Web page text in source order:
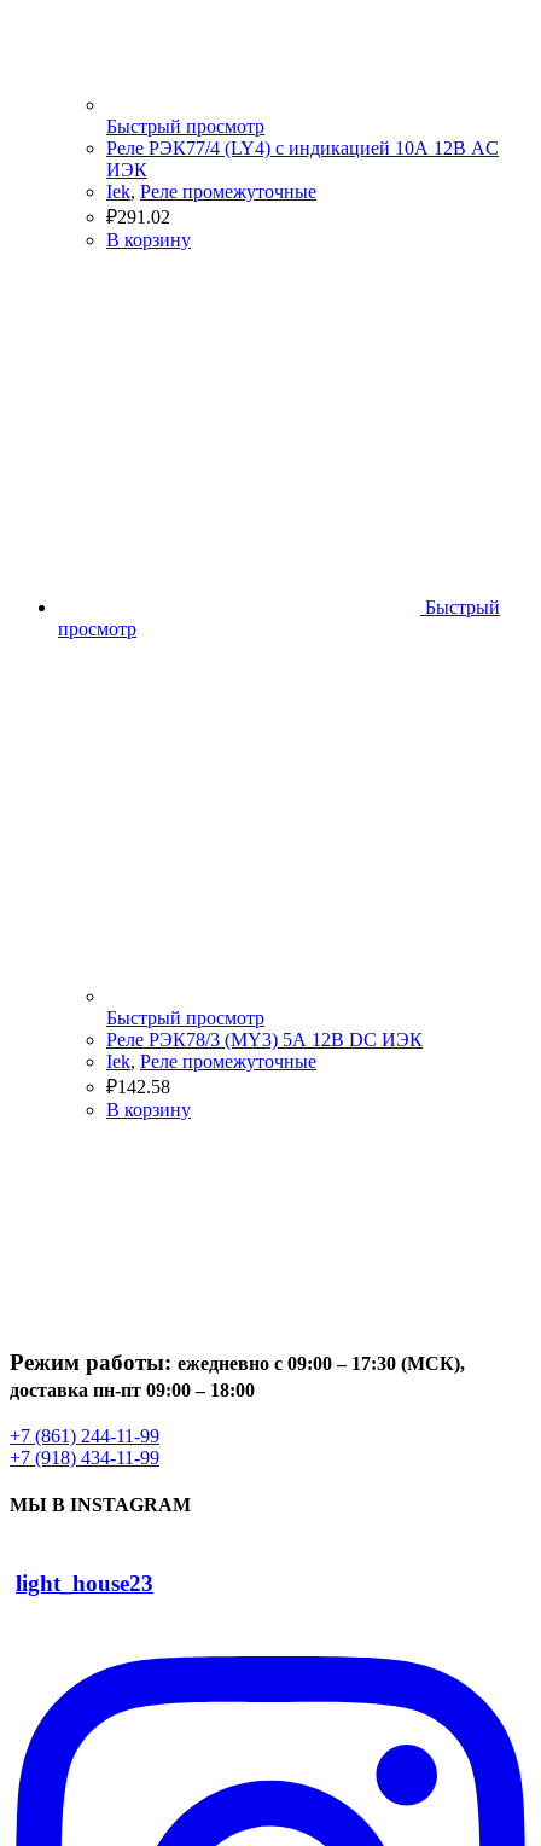
Быстрый просмотр
Реле РЭК77/4 (LY4) с индикацией 10А 12В АC
ИЭК
Iek, Реле промежуточные
₽291.02
В корзину
Быстрый
просмотр
Быстрый просмотр
Реле РЭК78/3 (MY3) 5А 12В DC ИЭК
Iek, Реле промежуточные
₽142.58
В корзину
Режим работы: ежедневно с 09:00 – 17:30 (МСК),
доставка пн-пт 09:00 – 18:00
+7 (861) 244-11-99
+7 (918) 434-11-99
МЫ В INSTAGRAM
light_house23